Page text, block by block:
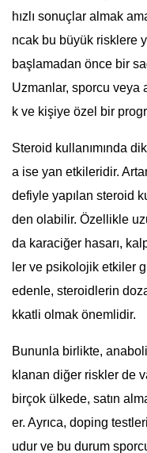
hızlı sonuçlar almak
ncak bu büyük risklere
başlamadan önce bir
Uzmanlar, sporcu veya
k ve kişiye özel bir
Steroid kullanımında
a ise yan etkileridir.
defiyle yapılan steroid
den olabilir. Özellikle
da karaciğer hasarı,
ler ve psikolojik etkiler
edenle, steroidlerin
kkatli olmak önemlidir.
Bununla birlikte,
klanan diğer riskler de
birçok ülkede, satın
er. Ayrıca, doping
udur ve bu durum